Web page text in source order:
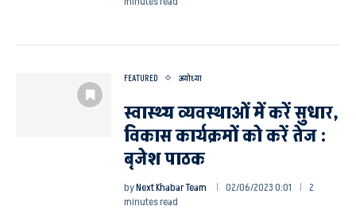
FEATURED अयोध्या
स्वास्थ्य व्यवस्थाओं में करें सुधार,
विकास कार्यक्रमों को करें तेज :
बृजेश पाठक
byNext Khabar Team 02/06/2023 0:01
2
minutes read